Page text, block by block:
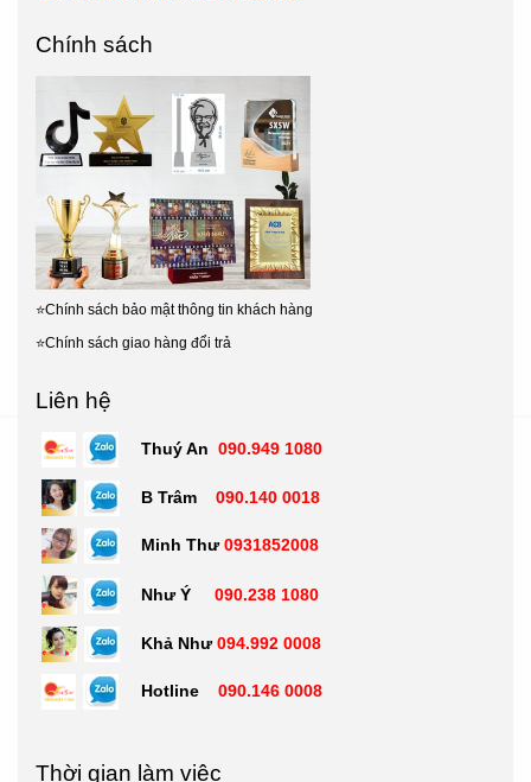
Chính sách
⭐Chính sách bảo mật thông tin khách hàng
⭐Chính sách giao hàng đổi trả
Liên hệ
Thuý An 090.949 1080
B Trâm 090.140 0018
Minh Thư 0931852008
Như Ý 090.238 1080
Khả Như 094.992 0008
Hotline 090.146 0008
Thời gian làm việc